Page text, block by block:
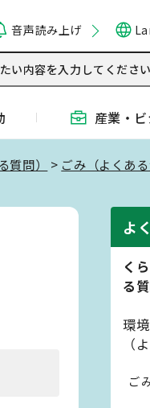
音声読み上げ
産業・
問） > ごみ（よくある
よ
く
る質
環
（
ご